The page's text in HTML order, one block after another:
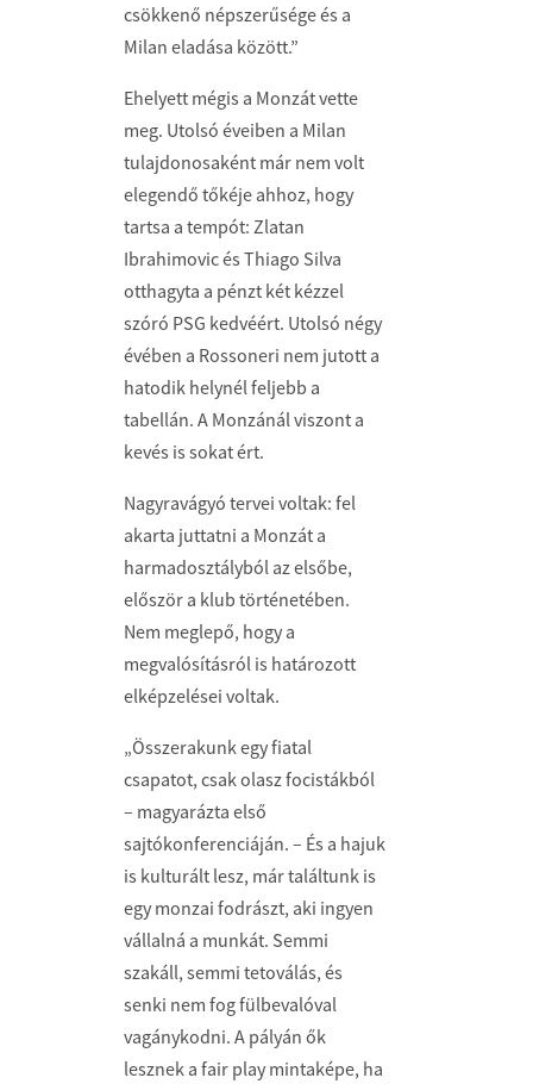
csökkenő népszerűsége és a
Milan eladása között.”
Ehelyett mégis a Monzát vette
meg. Utolsó éveiben a Milan
tulajdonosaként már nem volt
elegendő tőkéje ahhoz, hogy
tartsa a tempót: Zlatan
Ibrahimovic és Thiago Silva
otthagyta a pénzt két kézzel
szóró PSG kedvéért. Utolsó négy
évében a Rossoneri nem jutott a
hatodik helynél feljebb a
tabellán. A Monzánál viszont a
kevés is sokat ért.
Nagyravágyó tervei voltak: fel
akarta juttatni a Monzát a
harmadosztályból az elsőbe,
először a klub történetében.
Nem meglepő, hogy a
megvalósításról is határozott
elképzelései voltak.
„Összerakunk egy fiatal
csapatot, csak olasz focistákból
– magyarázta első
sajtókonferenciáján. – És a hajuk
is kulturált lesz, már találtunk is
egy monzai fodrászt, aki ingyen
vállalná a munkát. Semmi
szakáll, semmi tetoválás, és
senki nem fog fülbevalóval
vagánykodni. A pályán ők
lesznek a fair play mintaképe, ha